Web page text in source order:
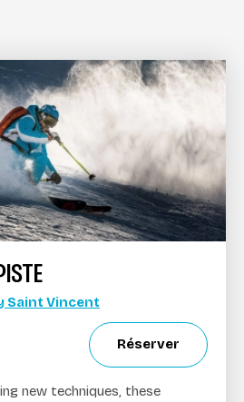
Saint Vincent
Réserver
new techniques, these